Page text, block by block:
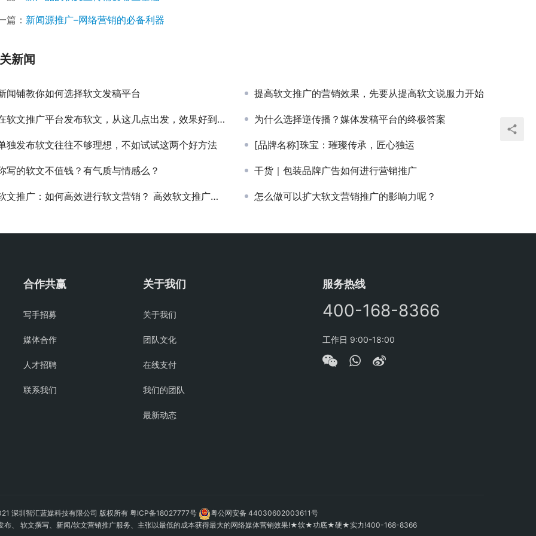
篇： 新闻源推广–网络营销的必备利器
新闻
闻铺教你如何选择软文发稿平台 提高软文推广的营销效果，先要从提高软文说服力开始
软文推广平台发布软文，从这几点出发，效果好到爆炸 为什么选择逆传播？媒体发稿平台的终极答案
独发布软文往往不够理想，不如试试这两个好方法 [品牌名称]珠宝：璀璨传承，匠心独运
写的软文不值钱？有气质与情感么？ 干货｜包装品牌广告如何进行营销推广
文推广：如何高效进行软文营销？ 高效软文推广长啥样？ 怎么做可以扩大软文营销推广的影响力呢？
合作共赢
写手招募
媒体合作
人才招聘
联系我们
关于我们
关于我们
团队文化
在线支付
我们的团队
最新动态
服务热线
400-168-8366
工作日 9:00-18:00
深圳智汇蓝媒科技有限公司 版权所有 粤ICP备18027777号
粤公网安备 44030602003611号
布、 软文撰写、新闻/软文营销推广服务、主张以最低的成本获得最大的网络媒体营销效果!★软★功底★硬★实力!400-168-8366